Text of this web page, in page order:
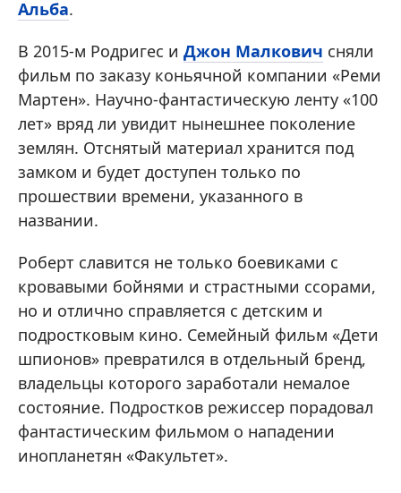
Альба.
В 2015-м Родригес и Джон Малкович сняли
фильм по заказу коньячной компании «Реми
Мартен». Научно-фантастическую ленту «100
лет» вряд ли увидит нынешнее поколение
землян. Отснятый материал хранится под
замком и будет доступен только по
прошествии времени, указанного в
названии.
Роберт славится не только боевиками с
кровавыми бойнями и страстными ссорами,
но и отлично справляется с детским и
подростковым кино. Семейный фильм «Дети
шпионов» превратился в отдельный бренд,
владельцы которого заработали немалое
состояние. Подростков режиссер порадовал
фантастическим фильмом о нападении
инопланетян «Факультет».